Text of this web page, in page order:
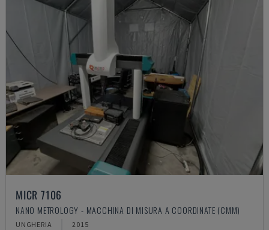
MICR 7106
NANO METROLOGY - MACCHINA DI MISURA A COORDINATE (CMM)
UNGHERIA 2015